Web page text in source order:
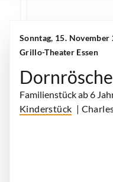
Sonntag, 15.
Grillo-Theater Essen
Familienstück ab 6
Kinderstück |